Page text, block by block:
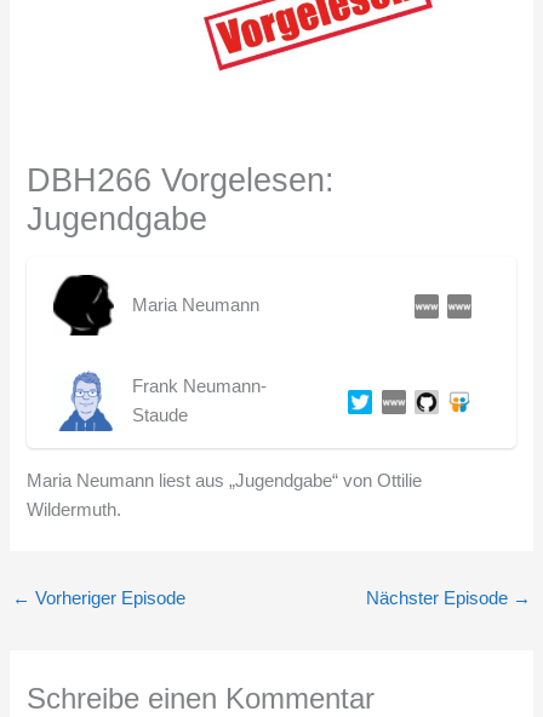
DBH266 Vorgelesen:
Jugendgabe
Maria Neumann
Frank Neumann-
Staude
Maria Neumann liest aus „Jugendgabe“ von Ottilie
Wildermuth.
← Vorheriger Episode Nächster Episode →
Schreibe einen Kommentar